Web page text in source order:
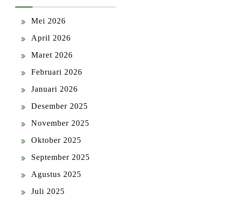
Mei 2026
April 2026
Maret 2026
Februari 2026
Januari 2026
Desember 2025
November 2025
Oktober 2025
September 2025
Agustus 2025
Juli 2025